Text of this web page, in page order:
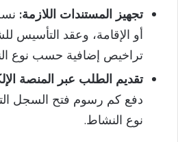
تجهيز المستندات اللازمة:
أو الإقامة، وعقد التأسيس
تراخيص إضافية حسب نوع
تقديم الطلب عبر المنصة
دفع كم رسوم فتح السجل
نوع النشاط.